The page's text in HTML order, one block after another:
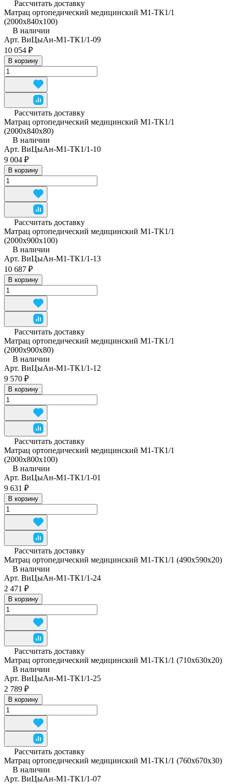
Рассчитать доставку
Матрац ортопедический медицинский М1-ТК1/1
(2000x840x100)
В наличии
Арт. ВиЦыАн-М1-ТК1/1-09
10 054 ₽
В корзину
Рассчитать доставку
Матрац ортопедический медицинский М1-ТК1/1
(2000x840x80)
В наличии
Арт. ВиЦыАн-М1-ТК1/1-10
9 004 ₽
В корзину
Рассчитать доставку
Матрац ортопедический медицинский М1-ТК1/1
(2000x900x100)
В наличии
Арт. ВиЦыАн-М1-ТК1/1-13
10 687 ₽
В корзину
Рассчитать доставку
Матрац ортопедический медицинский М1-ТК1/1
(2000x900x80)
В наличии
Арт. ВиЦыАн-М1-ТК1/1-12
9 570 ₽
В корзину
Рассчитать доставку
Матрац ортопедический медицинский М1-ТК1/1
(2000х800х100)
В наличии
Арт. ВиЦыАн-М1-ТК1/1-01
9 631 ₽
В корзину
Рассчитать доставку
Матрац ортопедический медицинский М1-ТК1/1 (490x590x20)
В наличии
Арт. ВиЦыАн-М1-ТК1/1-24
2 471 ₽
В корзину
Рассчитать доставку
Матрац ортопедический медицинский М1-ТК1/1 (710x630x20)
В наличии
Арт. ВиЦыАн-М1-ТК1/1-25
2 789 ₽
В корзину
Рассчитать доставку
Матрац ортопедический медицинский М1-ТК1/1 (760x670x30)
В наличии
Арт. ВиЦыАн-М1-ТК1/1-07